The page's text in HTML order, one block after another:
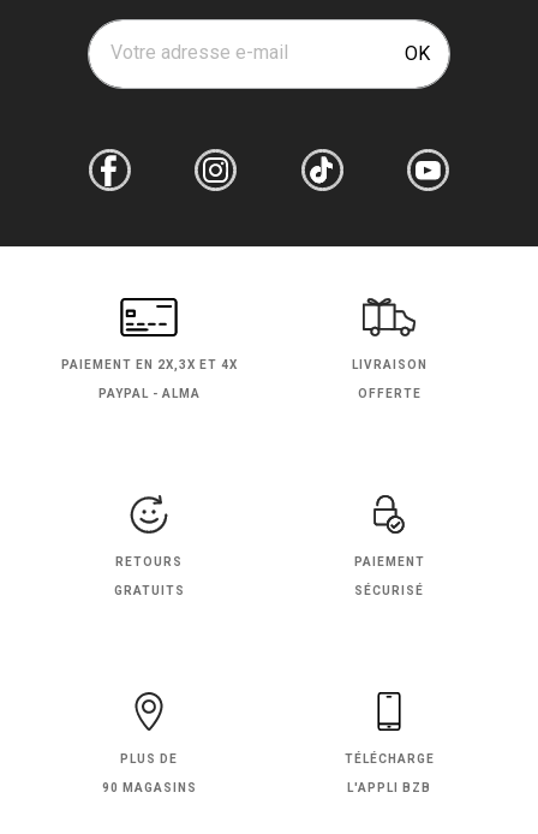
Votre adresse e-mail OK
PAIEMENT EN 2X,3X ET 4X
PAYPAL - ALMA
LIVRAISON
OFFERTE
RETOURS
GRATUITS
PAIEMENT
SÉCURISÉ
PLUS DE
90 MAGASINS
TÉLÉCHARGE
L'APPLI BZB